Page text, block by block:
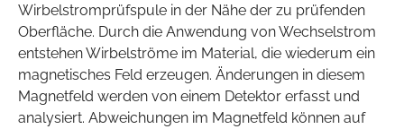
Wirbelstromprüfspule in der Nähe der zu prüfenden
Oberfläche. Durch die Anwendung von Wechselstrom
entstehen Wirbelströme im Material, die wiederum ein
magnetisches Feld erzeugen. Änderungen in diesem
Magnetfeld werden von einem Detektor erfasst und
analysiert. Abweichungen im Magnetfeld können auf